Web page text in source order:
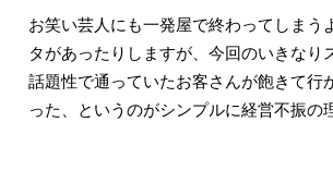
お笑い芸人にも一発屋で終わってしまう
タがあったりしますが、今回のいきなり
話題性で通っていたお客さんが飽きて行
った、というのがシンプルに経営不振の